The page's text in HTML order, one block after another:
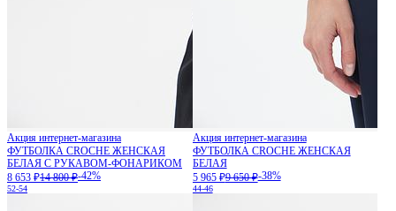
Акция интернет-магазина
ФУТБОЛКА CROCHE ЖЕНСКАЯ
БЕЛАЯ С РУКАВОМ-ФОНАРИКОМ
8 653 ₽14 800 ₽-42%
52-54
Акция интернет-магазина
ФУТБОЛКА CROCHE ЖЕНСКАЯ
БЕЛАЯ
5 965 ₽9 650 ₽-38%
44-46